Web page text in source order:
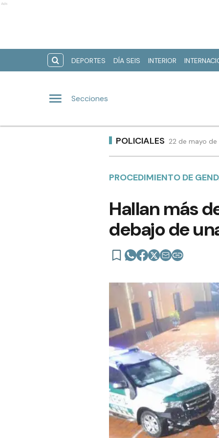
Ads
DEPORTES DÍA SEIS INTERIOR
Secciones
POLICIALES 22 de mayo
PROCEDIMIENTO DE
Hallan más
debajo de